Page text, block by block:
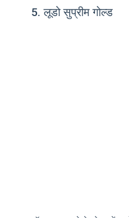
5. लूडो सुप्रीम गोल्ड